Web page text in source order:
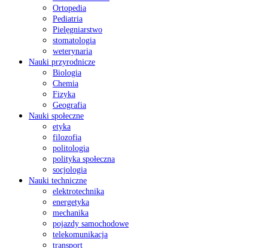
Ortopedia
Pediatria
Pielęgniarstwo
stomatologia
weterynaria
Nauki przyrodnicze
Biologia
Chemia
Fizyka
Geografia
Nauki społeczne
etyka
filozofia
politologia
polityka społeczna
socjologia
Nauki techniczne
elektrotechnika
energetyka
mechanika
pojazdy samochodowe
telekomunikacja
transport